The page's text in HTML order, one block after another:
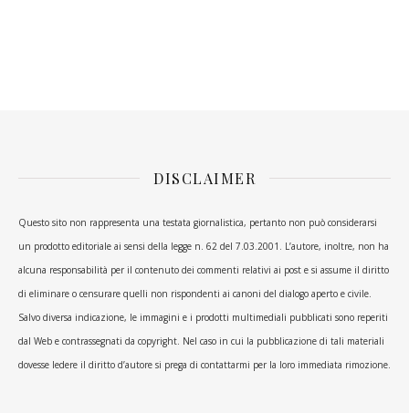
DISCLAIMER
Questo sito non rappresenta una testata giornalistica, pertanto non può considerarsi
un prodotto editoriale ai sensi della legge n. 62 del 7.03.2001. L’autore, inoltre, non ha
alcuna responsabilità per il contenuto dei commenti relativi ai post e si assume il diritto
di eliminare o censurare quelli non rispondenti ai canoni del dialogo aperto e civile.
Salvo diversa indicazione, le immagini e i prodotti multimediali pubblicati sono reperiti
dal Web e contrassegnati da copyright. Nel caso in cui la pubblicazione di tali materiali
dovesse ledere il diritto d’autore si prega di contattarmi per la loro immediata rimozione.